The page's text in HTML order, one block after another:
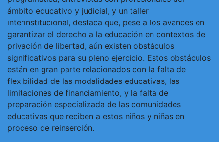
ámbito educativo y judicial, y un taller
interinstitucional, destaca que, pese a los avances en
garantizar el derecho a la educación en contextos de
privación de libertad, aún existen obstáculos
significativos para su pleno ejercicio. Estos obstáculos
están en gran parte relacionados con la falta de
flexibilidad de las modalidades educativas, las
limitaciones de financiamiento, y la falta de
preparación especializada de las comunidades
educativas que reciben a estos niños y niñas en
proceso de reinserción.